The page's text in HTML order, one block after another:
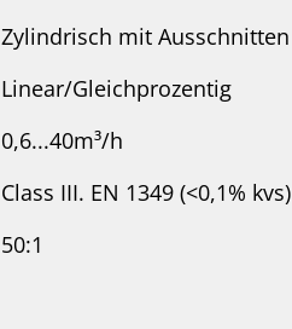
Zylindrisch mit Ausschnitten
Linear/Gleichprozentig
0,6...40m³/h
Class III. EN 1349 (<0,1% kvs)
50:1